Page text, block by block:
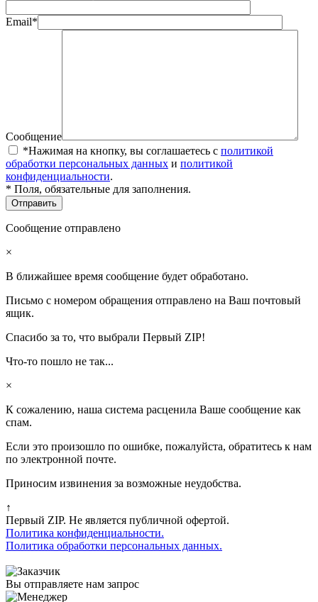
Email*
Сообщение
*Нажимая на кнопку, вы соглашаетесь с политикой
обработки персональных данных и политикой
конфиденциальности.
* Поля, обязательные для заполнения.
Сообщение отправлено
×
В ближайшее время сообщение будет обработано.
Письмо с номером обращения отправлено на Ваш почтовый
ящик.
Спасибо за то, что выбрали Первый ZIP!
Что-то пошло не так...
×
К сожалению, наша система расценила Ваше сообщение как
спам.
Если это произошло по ошибке, пожалуйста, обратитесь к нам
по электронной почте.
Приносим извинения за возможные неудобства.
↑
Первый ZIP. Не является публичной офертой.
Политика конфиденциальности.
Политика обработки персональных данных.
Вы отправляете нам запрос